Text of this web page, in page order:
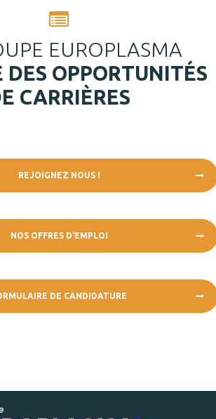
EUROPLASMA
DES OPPORTUNITÉS
CARRIÈRES
REJOIGNEZ NOUS !
NOS OFFRES D'EMPLOI
DE CANDIDATURE